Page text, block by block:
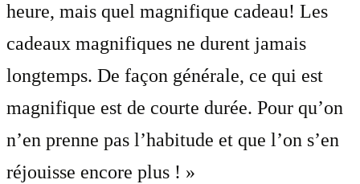
heure, mais quel magnifique cadeau! Les
cadeaux magnifiques ne durent jamais
longtemps. De façon générale, ce qui est
magnifique est de courte durée. Pour qu’on
n’en prenne pas l’habitude et que l’on s’en
réjouisse encore plus ! »